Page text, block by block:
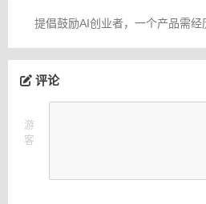
提倡鼓励AI创业者，一个产品需经
评论
游
客